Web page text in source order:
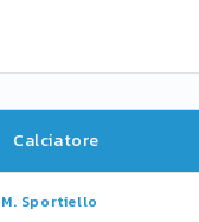
Calciatore
M. Sportiello